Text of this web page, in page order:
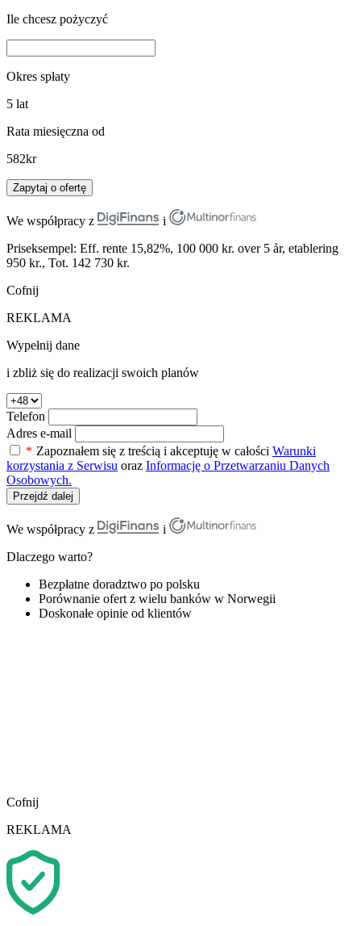
Ile chcesz pożyczyć
Okres spłaty
5 lat
Rata miesięczna od
582kr
Zapytaj o ofertę
We współpracy z
i
Priseksempel: Eff. rente 15,82%, 100 000 kr. over 5 år, etablering
950 kr., Tot. 142 730 kr.
Cofnij
REKLAMA
Wypełnij dane
i zbliż się do realizacji swoich planów
Telefon
Adres e-mail
* Zapoznałem się z treścią i akceptuję w całości Warunki
korzystania z Serwisu oraz Informację o Przetwarzaniu Danych
Osobowych.
Przejdź dalej
We współpracy z
i
Dlaczego warto?
Bezpłatne doradztwo po polsku
Porównanie ofert z wielu banków w Norwegii
Doskonałe opinie od klientów
Cofnij
REKLAMA